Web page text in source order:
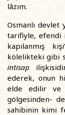
lâzım.
Osmanlı devlet
tarifiyle, efendi
kapılanmış
kölelikteki gibi
intisap
ederek, onun
elde edilir ve
gölgesinden- de
sahibinin kimi